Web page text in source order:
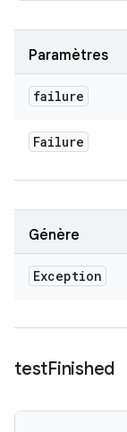
Paramètres
failure
Failure
Génère
Exception
testFinished